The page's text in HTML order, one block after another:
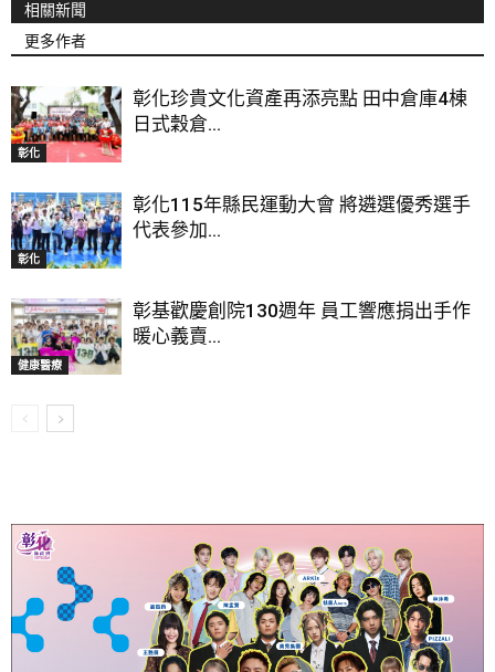
相關新聞
更多作者
彰化
彰化珍貴文化資產再添亮點 田中倉庫4棟
日式穀倉...
彰化
彰化115年縣民運動大會 將遴選優秀選手
代表參加...
健康醫療
彰基歡慶創院130週年 員工響應捐出手作
暖心義賣...